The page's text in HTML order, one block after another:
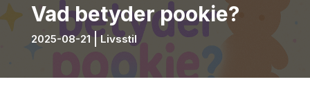
Vad betyder pookie?
2025-08-21 Livsstil